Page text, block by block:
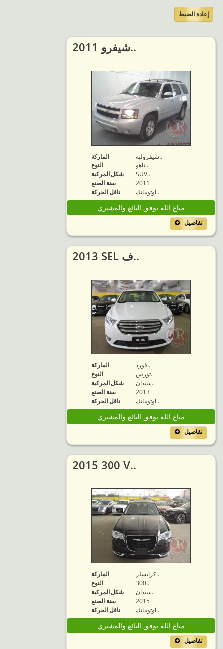
إعادة الضبط
2011 شيفرو..
الماركة
شيفروليه..
النوع
تاهو..
شكل المركبة
SUV..
سنة الصنع
2011
ناقل الحركة
اوتوماتك..
مباع الله يوفق البائع والمشتري
تفاصيل
2013 SEL ف..
الماركة
فورد..
النوع
تورس..
شكل المركبة
سيدان..
سنة الصنع
2013
ناقل الحركة
اوتوماتك..
مباع الله يوفق البائع والمشتري
تفاصيل
2015 300 V..
الماركة
كرايسلر..
النوع
300..
شكل المركبة
سيدان..
سنة الصنع
2015
ناقل الحركة
اوتوماتك..
مباع الله يوفق البائع والمشتري
تفاصيل